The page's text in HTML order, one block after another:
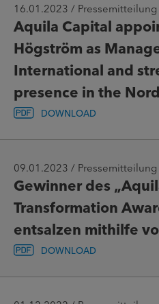
16.01.2023 / Pressemitteilung
Aquila Capital
Högström as
International and
presence in the
DOWNLOAD
09.01.2023 / Pressemitteilung
Gewinner des
Transformation
entsalzen mithilfe
DOWNLOAD